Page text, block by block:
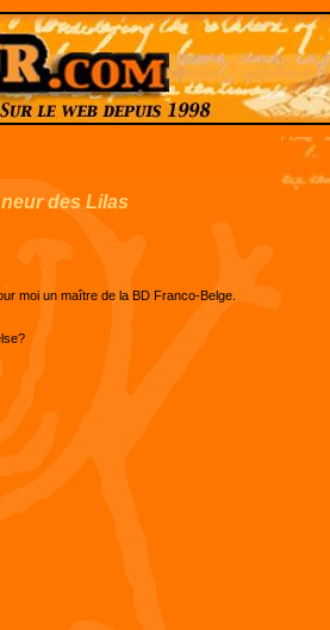
des Lilas
moi un maître de la BD Franco-Belge.